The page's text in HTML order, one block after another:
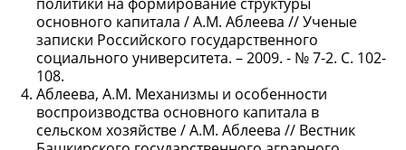
основного капитала / А.М. Аблеева // Ученые
записки Российского государственного
социального университета. – 2009. - № 7-2. С. 102-
108.
Аблеева, А.М. Механизмы и особенности
воспроизводства основного капитала в
сельском хозяйстве / А.М. Аблеева // Вестник